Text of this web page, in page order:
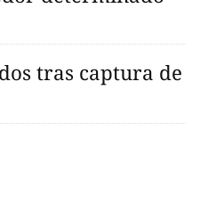
tras captura de